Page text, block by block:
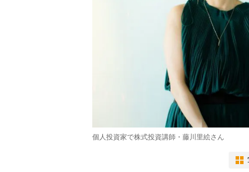
個人投資家で株式投資講師・藤川里絵さん